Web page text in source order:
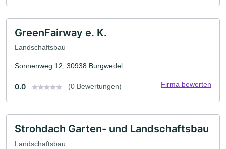
GreenFairway e. K.
Landschaftsbau
Sonnenweg 12, 30938 Burgwedel
0.0 (0 Bewertungen) Firma bewerten
Strohdach Garten- und Landschaftsbau
Landschaftsbau